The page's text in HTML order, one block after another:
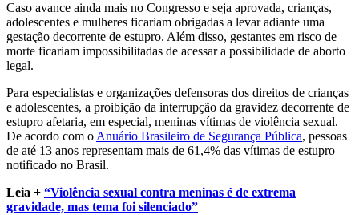
Caso avance ainda mais no Congresso e seja aprovada, crianças,
adolescentes e mulheres ficariam obrigadas a levar adiante uma
gestação decorrente de estupro. Além disso, gestantes em risco de
morte ficariam impossibilitadas de acessar a possibilidade de aborto
legal.
Para especialistas e organizações defensoras dos direitos de crianças
e adolescentes, a proibição da interrupção da gravidez decorrente de
estupro afetaria, em especial, meninas vítimas de violência sexual.
De acordo com o Anuário Brasileiro de Segurança Pública, pessoas
de até 13 anos representam mais de 61,4% das vítimas de estupro
notificado no Brasil.
Leia + “Violência sexual contra meninas é de extrema
gravidade, mas tema foi silenciado”